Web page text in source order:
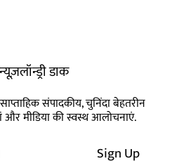
डाक
संपादकीय, चुनिंदा बेहतरीन
और मीडिया की स्वस्थ आलोचनाएं.
Sign Up